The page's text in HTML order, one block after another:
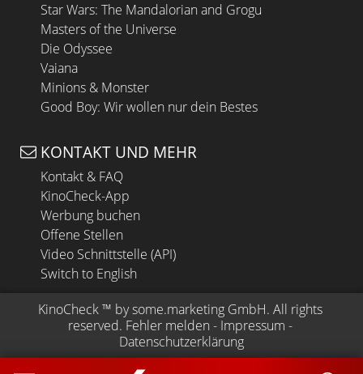
Star Wars: The Mandalorian and Grogu
Masters of the Universe
Die Odyssee
Vaiana
Minions & Monster
Good Boy: Wir wollen nur dein Bestes
KONTAKT UND MEHR
Kontakt & FAQ
KinoCheck-App
Werbung buchen
Offene Stellen
Video Schnittstelle (API)
Switch to English
KinoCheck ™ by some.marketing GmbH. All rights
reserved. Fehler melden - Impressum -
Datenschutzerklärung